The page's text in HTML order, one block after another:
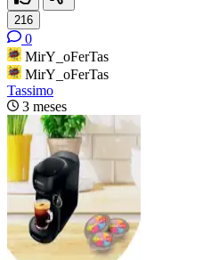
216
0
MirY_oFerTas
MirY_oFerTas
Tassimo
3 meses